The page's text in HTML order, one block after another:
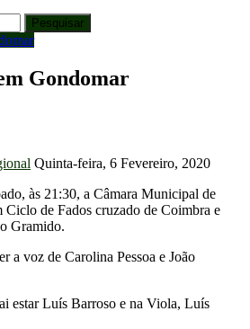
Gondomar
Quinta-feira, 6 Fevereiro, 2020
às 21:30, a Câmara Municipal de
de Fados cruzado de Coimbra e
Gramido.
a voz de Carolina Pessoa e João
estar Luís Barroso e na Viola, Luís